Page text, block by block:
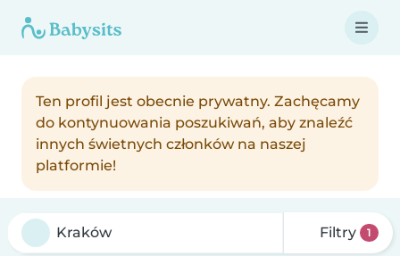
Ten profil jest obecnie prywatny. Zachęcamy
do kontynuowania poszukiwań, aby znaleźć
innych świetnych członków na naszej
platformie!
Filtry 1